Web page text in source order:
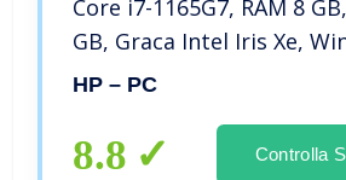
Core i7-1165G7, RAM 8
GB, Graca Intel Iris Xe,
Home, Schermo 15.6” FHD
Argento
HP – PC
8.8 Controlla